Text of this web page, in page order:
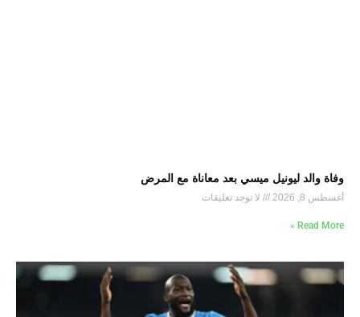
وفاة والد ليونيل ميسي بعد معاناة مع المرض
أغسطس 8, 2026 لا توجد تعليقات
Read More »